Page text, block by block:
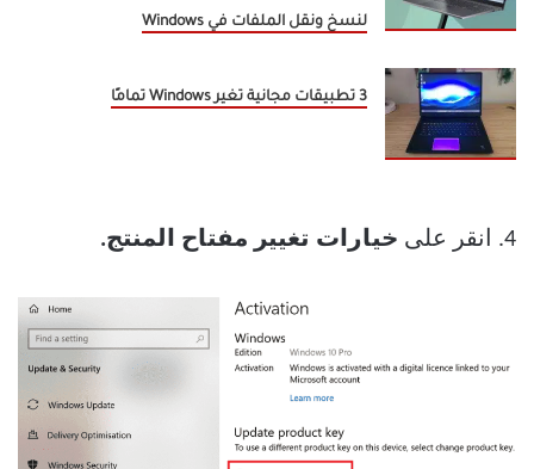
لنسخ ونقل الملفات في Windows
3 تطبيقات مجانية تغير Windows تمامًا
4. انقر على خيارات تغيير مفتاح المنتج.